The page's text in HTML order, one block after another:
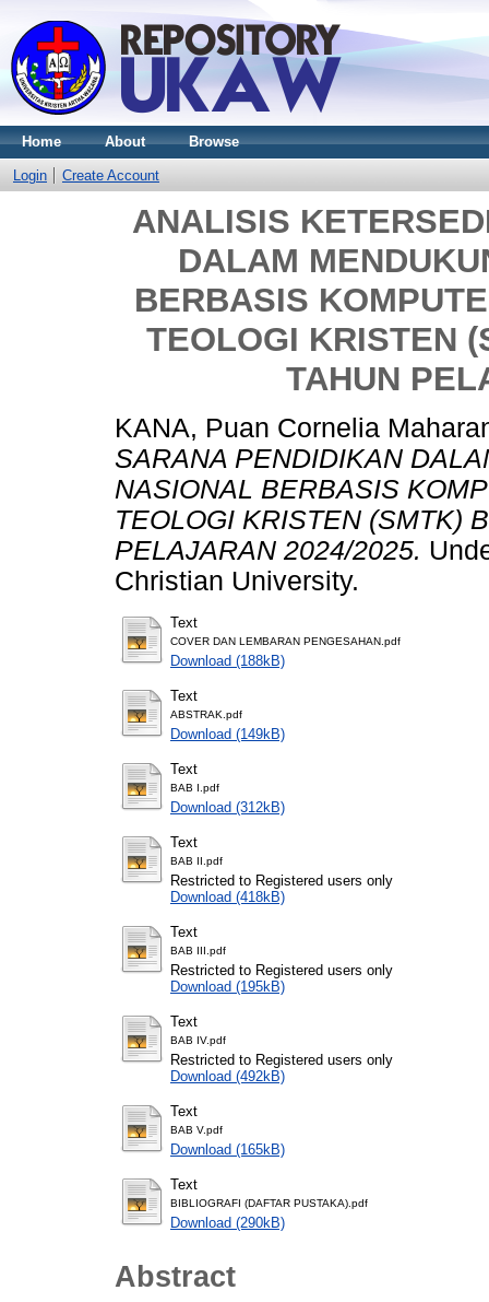
Home About Browse
Login Create Account
ANALISIS
DALAM
BERBASIS
TEOLOGI KRISTEN
TAHUN
KANA, Puan Cornelia
SARANA PENDIDIKAN
NASIONAL BERBASIS
TEOLOGI KRISTEN (SMTK)
PELAJARAN 2024/2025.
Christian University.
Text
COVER DAN LEMBARAN PENGESAHAN.pdf
Download (188kB)
Text
ABSTRAK.pdf
Download (149kB)
Text
BAB I.pdf
Download (312kB)
Text
BAB II.pdf
Restricted to Registered users only
Download (418kB)
Text
BAB III.pdf
Restricted to Registered users only
Download (195kB)
Text
BAB IV.pdf
Restricted to Registered users only
Download (492kB)
Text
BAB V.pdf
Download (165kB)
Text
BIBLIOGRAFI (DAFTAR PUSTAKA).pdf
Download (290kB)
Abstract